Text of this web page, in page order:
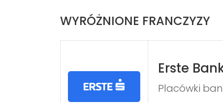
WYRÓŻNIONE FRANCZYZY
Erste
Placówki